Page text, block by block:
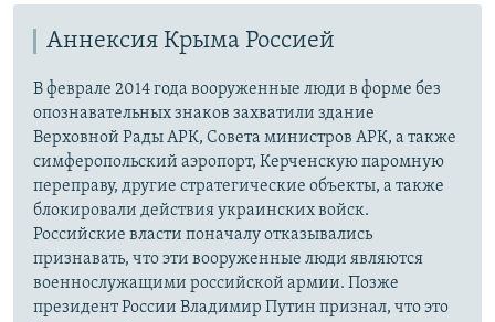
Аннексия Крыма Россией
В феврале 2014 года вооруженные люди в форме без
опознавательных знаков захватили здание
Верховной Рады АРК, Совета министров АРК, а также
симферопольский аэропорт, Керченскую паромную
переправу, другие стратегические объекты, а также
блокировали действия украинских войск.
Российские власти поначалу отказывались
признавать, что эти вооруженные люди являются
военнослужащими российской армии. Позже
президент России Владимир Путин признал, что это